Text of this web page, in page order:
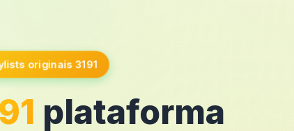
originais 3191
plataforma